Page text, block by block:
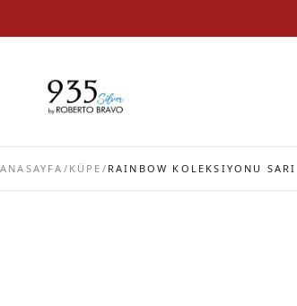
ANASAYFA / KÜPE / RAINBOW KOLEKSIYONU